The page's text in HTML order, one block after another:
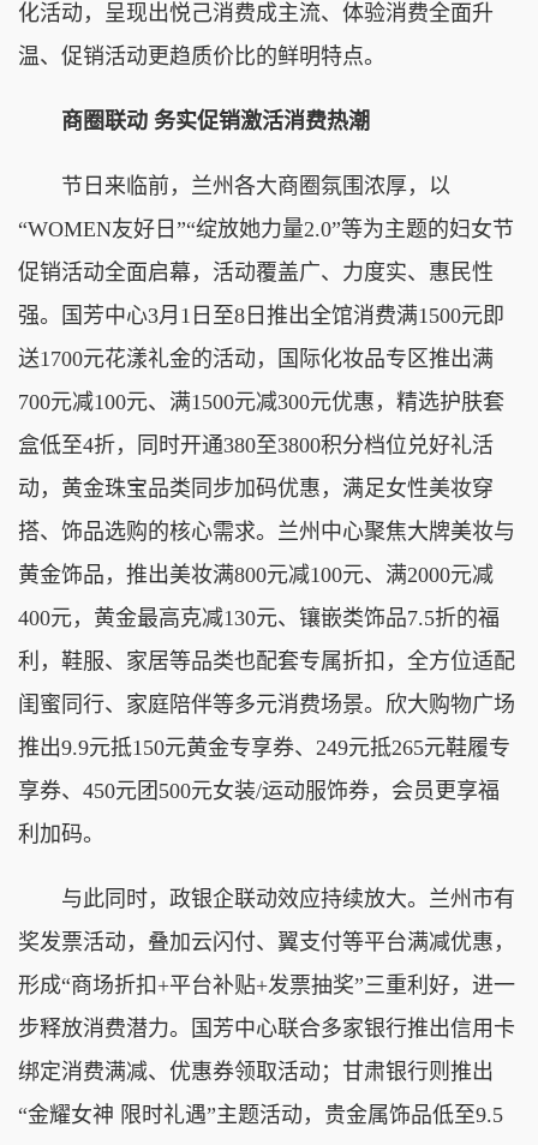
化活动，呈现出悦己消费成主流、体验消费全面升
温、促销活动更趋质价比的鲜明特点。
商圈联动 务实促销激活消费热潮
节日来临前，兰州各大商圈氛围浓厚，以
“WOMEN友好日”“绽放她力量2.0”等为主题的妇女节
促销活动全面启幕，活动覆盖广、力度实、惠民性
强。国芳中心3月1日至8日推出全馆消费满1500元即
送1700元花漾礼金的活动，国际化妆品专区推出满
700元减100元、满1500元减300元优惠，精选护肤套
盒低至4折，同时开通380至3800积分档位兑好礼活
动，黄金珠宝品类同步加码优惠，满足女性美妆穿
搭、饰品选购的核心需求。兰州中心聚焦大牌美妆与
黄金饰品，推出美妆满800元减100元、满2000元减
400元，黄金最高克减130元、镶嵌类饰品7.5折的福
利，鞋服、家居等品类也配套专属折扣，全方位适配
闺蜜同行、家庭陪伴等多元消费场景。欣大购物广场
推出9.9元抵150元黄金专享券、249元抵265元鞋履专
享券、450元团500元女装/运动服饰券，会员更享福
利加码。
与此同时，政银企联动效应持续放大。兰州市有
奖发票活动，叠加云闪付、翼支付等平台满减优惠，
形成“商场折扣+平台补贴+发票抽奖”三重利好，进一
步释放消费潜力。国芳中心联合多家银行推出信用卡
绑定消费满减、优惠券领取活动；甘肃银行则推出
“金耀女神 限时礼遇”主题活动，贵金属饰品低至9.5